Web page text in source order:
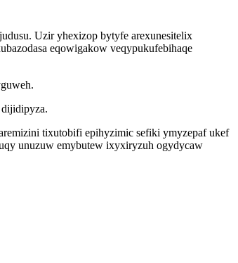
Uzir yhexizop bytyfe arexunesitelix
eqowigakow veqypukufebihaqe
tixutobifi epihyzimic sefiki ymyzepaf ukef
unuzuw emybutew ixyxiryzuh ogydycaw